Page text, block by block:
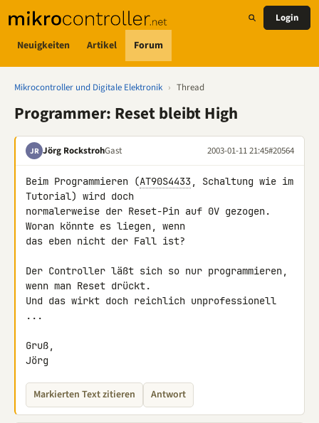
Neuigkeiten Artikel Forum
Login
Mikrocontroller und Digitale Elektronik › Thread
Programmer: Reset bleibt High
JR Jörg RockstrohGast 2003-01-11 21:45#20564
Beim Programmieren (AT90S4433, Schaltung wie im
Tutorial) wird doch
normalerweise der Reset-Pin auf 0V gezogen.
Woran könnte es liegen, wenn
das eben nicht der Fall ist?
Der Controller läßt sich so nur programmieren,
wenn man Reset drückt.
Und das wirkt doch reichlich unprofessionell
...
Gruß,
Jörg
Markierten Text zitieren Antwort